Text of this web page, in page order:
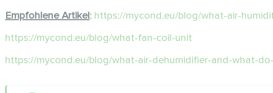
Empfohlene Artikel: https://mycond.eu/blog/what-air-
https://mycond.eu/blog/what-fan-coil-unit
https://mycond.eu/blog/what-air-dehumidifier-and-what-